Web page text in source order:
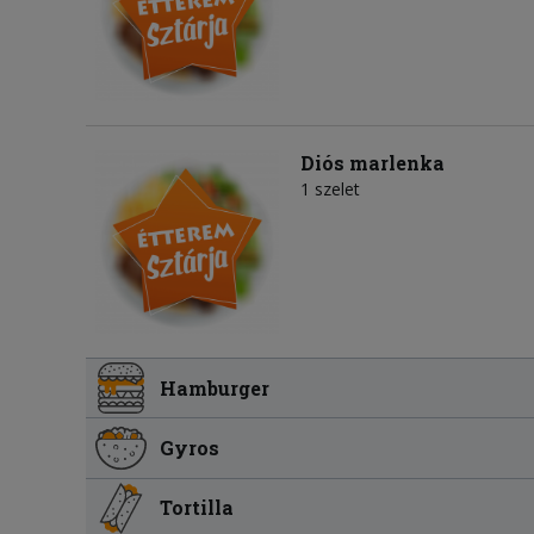
Diós marlenka
1 szelet
Hamburger
Gyros
Tortilla